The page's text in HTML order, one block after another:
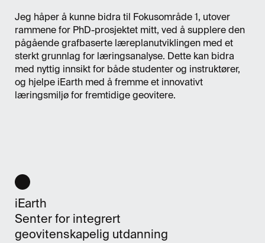
Jeg håper å kunne bidra til Fokusområde 1, utover
rammene for PhD-prosjektet mitt, ved å supplere den
pågående grafbaserte læreplanutviklingen med et
sterkt grunnlag for læringsanalyse. Dette kan bidra
med nyttig innsikt for både studenter og instruktører,
og hjelpe iEarth med å fremme et innovativt
læringsmiljø for fremtidige geovitere.
iEarth
Senter for integrert
geovitenskapelig utdanning